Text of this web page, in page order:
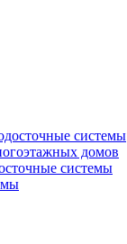
системы
домов
системы